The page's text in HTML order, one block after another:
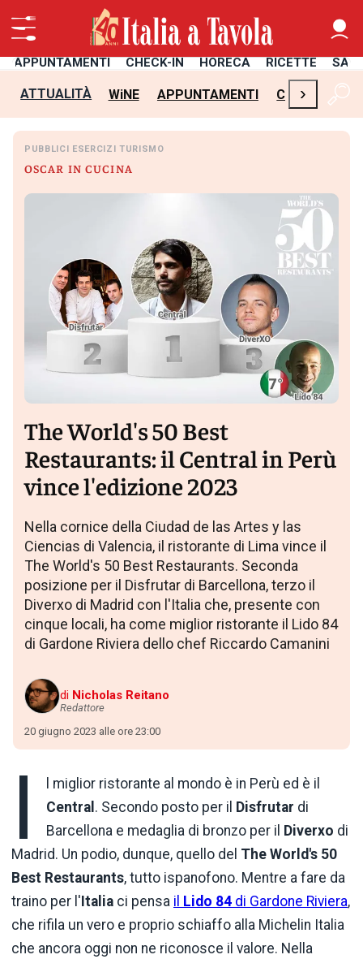
APPUNTAMENTI CHECK-IN HORECA RICETTE
ATTUALITÀ WiNE APPUNTAMENTI CHECK-IN
›
PUBBLICI ESERCIZI TURISMO
OSCAR IN CUCINA
The World's 50 Best
Restaurants: il Central in Perù
vince l'edizione 2023
Nella cornice della Ciudad de las Artes y las
Ciencias di Valencia, il ristorante di Lima vince il
The World's 50 Best Restaurants. Seconda
posizione per il Disfrutar di Barcellona, terzo il
Diverxo di Madrid con l'Italia che, presente con
cinque locali, ha come miglior ristorante il Lido 84
di Gardone Riviera dello chef Riccardo Camanini
di Nicholas Reitano
Redattore
20 giugno 2023 alle ore 23:00
I
l miglior ristorante al mondo è in Perù ed è il
Central . Secondo posto per il Disfrutar di
Barcellona e medaglia di bronzo per il Diverxo di
Madrid. Un podio, dunque, quello del The World's 50
Best Restaurants, tutto ispanofono. Mentre a fare da
traino per l'Italia ci pensa il Lido 84 di Gardone Riviera,
che rifila un vero e proprio schiaffo alla Michelin Italia
che ancora oggi non ne riconosce il valore. Nella